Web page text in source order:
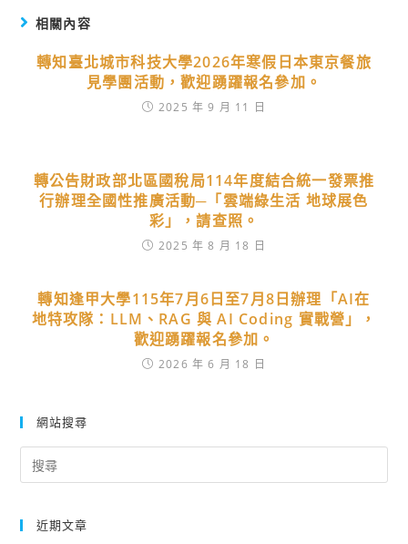
相關內容
轉知臺北城市科技大學2026年寒假日本東京餐旅
見學團活動，歡迎踴躍報名參加。
2025 年 9 月 11 日
轉公告財政部北區國稅局114年度結合統一發票推
行辦理全國性推廣活動─「雲端綠生活 地球展色
彩」，請查照。
2025 年 8 月 18 日
轉知逢甲大學115年7月6日至7月8日辦理「AI在
地特攻隊：LLM、RAG 與 AI Coding 實戰營」，
歡迎踴躍報名參加。
2026 年 6 月 18 日
網站搜尋
for:
近期文章